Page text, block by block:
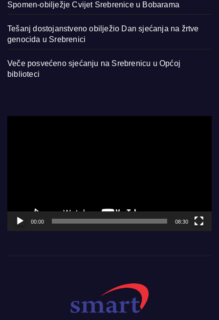
Spomen-obilježje Cvijet Srebrenice u Bobarama
Tešanj dostojanstveno obilježio Dan sjećanja na žrtve
genocida u Srebrenici
Veče posvećeno sjećanju na Srebrenicu u Općoj
biblioteci
00:00 08:30